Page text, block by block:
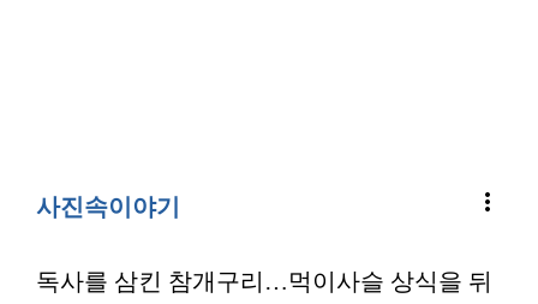
사진속이야기 more_vert
독사를 삼킨 참개구리…먹이사슬 상식을 뒤